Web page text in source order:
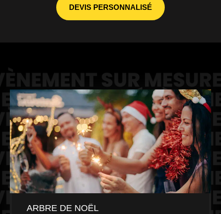
DEVIS PERSONNALISÉ
ARBRE DE NOËL